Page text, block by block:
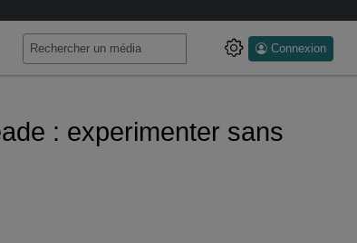
Connexion
: experimenter sans